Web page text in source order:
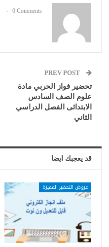
0 Comments
تحضير فواز الحربي مادة
علوم الصف السادس
الابتدائى الفصل الدراسي
الثاني
قد يعجبك ايضا
عروض التحضير المميزة